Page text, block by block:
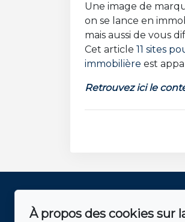
Une image de
on se lance en
mais aussi de vous
Cet article 11 sites
immobilière est
Retrouvez ici le
Accueil
À propos des cookies sur